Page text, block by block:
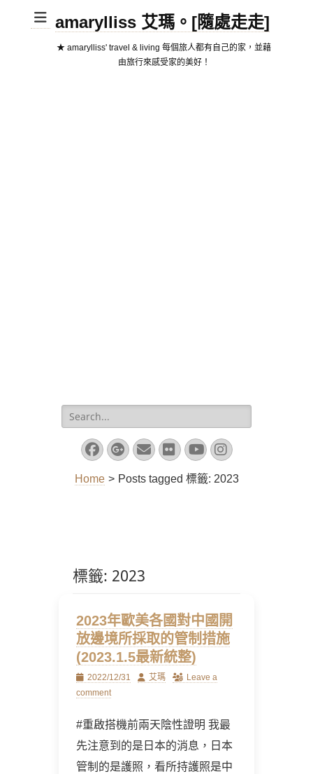
amarylliss 艾瑪。[隨處走走]
★ amarylliss' travel & living 每個旅人都有自己的家，並藉
由旅行來感受家的美好！
Search
for:
Facebook
Googleplus
EmailFlickrYouTube
Instagram
Home > Posts tagged 標籤: 2023
標籤: 2023
2023年歐美各國對中國開
放邊境所採取的管制措施
(2023.1.5最新統整)
Posted
on
2022/12/31 Author
艾瑪
Leave a
comment
#重啟搭機前兩天陰性證明 我最
先注意到的是日本的消息，日本
管制的是護照，看所持護照是中